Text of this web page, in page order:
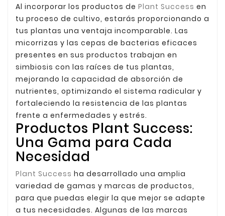
Al incorporar los productos de Plant Success en
tu proceso de cultivo, estarás proporcionando a
tus plantas una ventaja incomparable. Las
micorrizas y las cepas de bacterias eficaces
presentes en sus productos trabajan en
simbiosis con las raíces de tus plantas,
mejorando la capacidad de absorción de
nutrientes, optimizando el sistema radicular y
fortaleciendo la resistencia de las plantas
frente a enfermedades y estrés.
Productos Plant Success:
Una Gama para Cada
Necesidad
Plant Success ha desarrollado una amplia
variedad de gamas y marcas de productos,
para que puedas elegir la que mejor se adapte
a tus necesidades. Algunas de las marcas